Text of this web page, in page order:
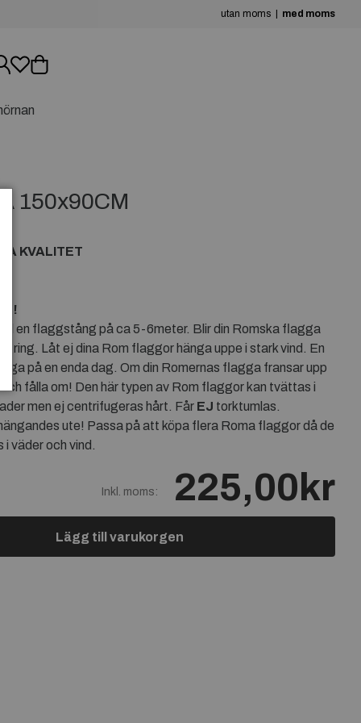
utan moms med moms
150x90CM
KVALITET
till en flaggstång på ca 5-6meter. Blir din Romska flagga
Låt ej dina Rom flaggor hänga uppe i stark vind. En
på en enda dag. Om din Romernas flagga fransar upp
och fålla om! Den här typen av Rom flaggor kan tvättas i
men ej centrifugeras hårt. Får EJ torktumlas.
ute! Passa på att köpa flera Roma flaggor då de
i väder och vind.
Inkl. moms: 225,00kr
Lägg till varukorgen